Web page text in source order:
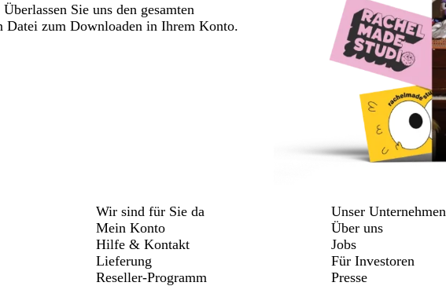
Sie uns den gesamten
Datei zum Downloaden in Ihrem Konto.
Wir sind für Sie da
Mein Konto
Hilfe & Kontakt
Lieferung
Reseller-Programm
Unser Unternehmen
Über uns
Jobs
Für Investoren
Presse